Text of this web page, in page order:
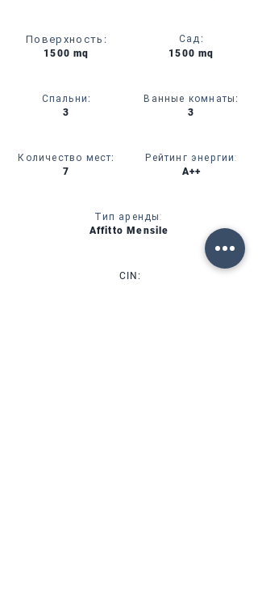
Поверхность :
1500 mq
Спальни:
3
Количество мест:
7
Сад:
1500 mq
Ванные комнаты:
3
Рейтинг энергии:
A++
Тип аренды:
Affitto Mensile
CIN: